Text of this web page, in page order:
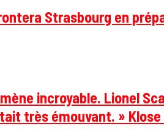
Strasbourg en
incroyable. Lionel
très émouvant. »